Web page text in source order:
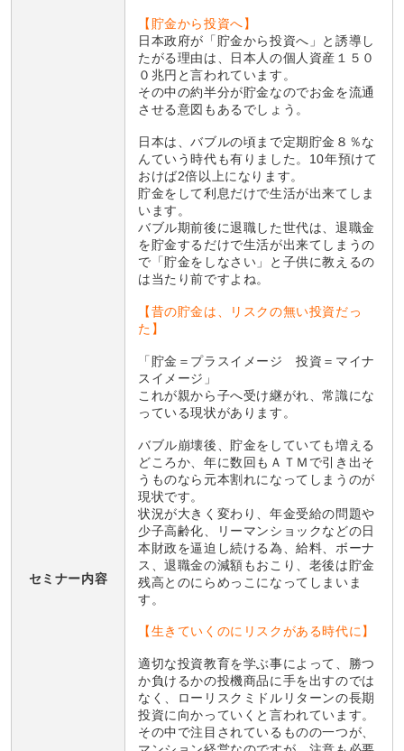
セミナー内容
【貯金から投資へ】
日本政府が「貯金から投資へ」と誘導し
たがる理由は、日本人の個人資産１５０
０兆円と言われています。
その中の約半分が貯金なのでお金を流通
させる意図もあるでしょう。
日本は、バブルの頃まで定期貯金８％な
んていう時代も有りました。10年預けて
おけば2倍以上になります。
貯金をして利息だけで生活が出来てしま
います。
バブル期前後に退職した世代は、退職金
を貯金するだけで生活が出来てしまうの
で「貯金をしなさい」と子供に教えるの
は当たり前ですよね。
【昔の貯金は、リスクの無い投資だっ
た】
「貯金＝プラスイメージ 投資＝マイナ
スイメージ」
これが親から子へ受け継がれ、常識にな
っている現状があります。
バブル崩壊後、貯金をしていても増える
どころか、年に数回もＡＴＭで引き出そ
うものなら元本割れになってしまうのが
現状です。
状況が大きく変わり、年金受給の問題や
少子高齢化、リーマンショックなどの日
本財政を逼迫し続ける為、給料、ボーナ
ス、退職金の減額もおこり、老後は貯金
残高とのにらめっこになってしまいま
す。
【生きていくのにリスクがある時代に】
適切な投資教育を学ぶ事によって、勝つ
か負けるかの投機商品に手を出すのでは
なく、ローリスクミドルリターンの長期
投資に向かっていくと言われています。
その中で注目されているものの一つが、